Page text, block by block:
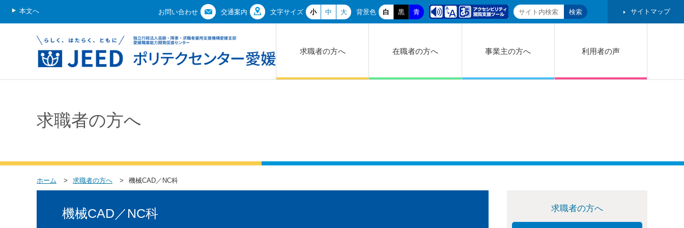
本文へ お問い合わせ 交通案内 文字サイズ 小 中 大 背景色 白 黒 青 サイトマップ
求職者の方へ 在職者の方へ 事業主の方へ 利用者の声
求職者の方へ
ホーム 求職者の方へ 機械CAD／NC科
機械CAD／NC科 求職者の方へ